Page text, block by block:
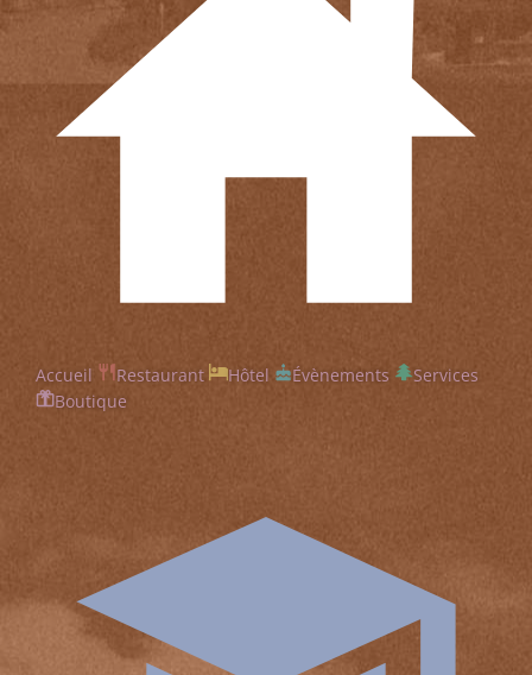
Accueil Restaurant Hôtel Évènements
Services
Boutique